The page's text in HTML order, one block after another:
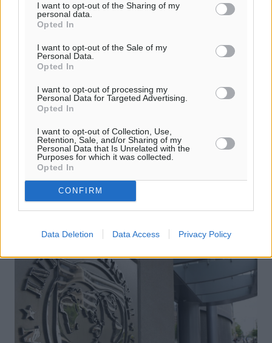
I want to opt-out of the Sharing of my
personal data.
Opted In
I want to opt-out of the Sale of my
Personal Data.
Opted In
I want to opt-out of processing my
Personal Data for Targeted Advertising.
Opted In
I want to opt-out of Collection, Use,
Retention, Sale, and/or Sharing of my
Personal Data that Is Unrelated with the
Purposes for which it was collected.
Opted In
CONFIRM
Data Deletion Data Access Privacy Policy
ΚΕΔΕ: Θέλει συνάντηση με τον
πρωθυπουργό για τον “κόφτη”
δαπανών
Συνάντηση με τον πρωθυπουργό, Αλέξη Τσίπρα, θα
επιδιώξει να έχει η Κεντρική Ένωση Δήμων Ελλάδας
(ΚΕΔΕ) προκειμένου οι δήμαρχοι της χώρας να
εκφράσουν αναλυτικά στην κυβέρνηση ...
21.05.16, 15:15